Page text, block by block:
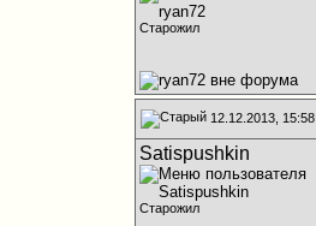
Старожил
12.12.2013, 15:58
Satispushkin
Старожил